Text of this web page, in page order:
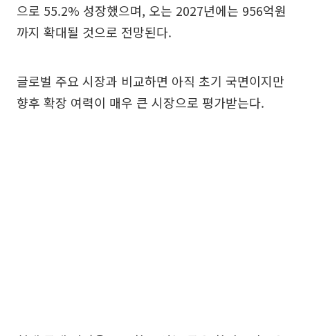
으로 55.2% 성장했으며, 오는 2027년에는 956억원
까지 확대될 것으로 전망된다.
글로벌 주요 시장과 비교하면 아직 초기 국면이지만
향후 확장 여력이 매우 큰 시장으로 평가받는다.